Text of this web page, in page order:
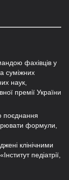
фахівців у
суміжних
наук,
премії України
поєднання
формули,
клінічними
педіатрії,